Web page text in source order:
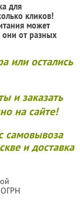
для
кликов!
может
они от разных
или остались
и заказать
на сайте!
самовывоза
и доставка
ОГРН